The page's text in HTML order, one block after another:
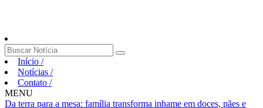
Início /
Notícias /
Contato /
MENU
Da terra para a mesa: família transforma inhame em doces, pães e